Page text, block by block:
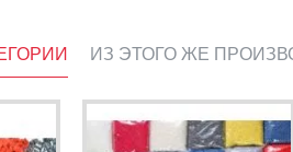
ИЗ ЭТОГО ЖЕ